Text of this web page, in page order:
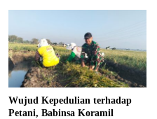
Wujud Kepedulian terhadap
Petani, Babinsa Koramil